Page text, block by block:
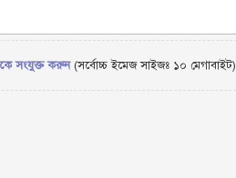
সংযুক্ত করুন(সর্বোচ্চ ইমেজ সাইজঃ ১০ মেগাবাইট)